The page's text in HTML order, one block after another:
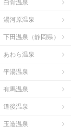
白骨温泉
湯河原温泉
下田温泉（静岡県）
あわら温泉
平湯温泉
有馬温泉
道後温泉
玉造温泉